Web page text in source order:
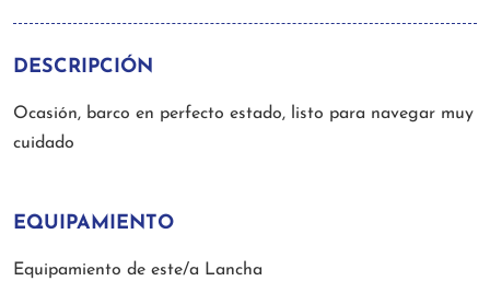
DESCRIPCIÓN
Ocasión, barco en perfecto estado, listo para navegar muy
cuidado
EQUIPAMIENTO
Equipamiento de este/a Lancha